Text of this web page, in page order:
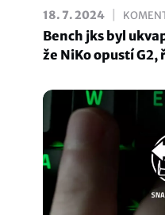
18. 7. 2024
Bench jks byl
že NiKo opustí G2,